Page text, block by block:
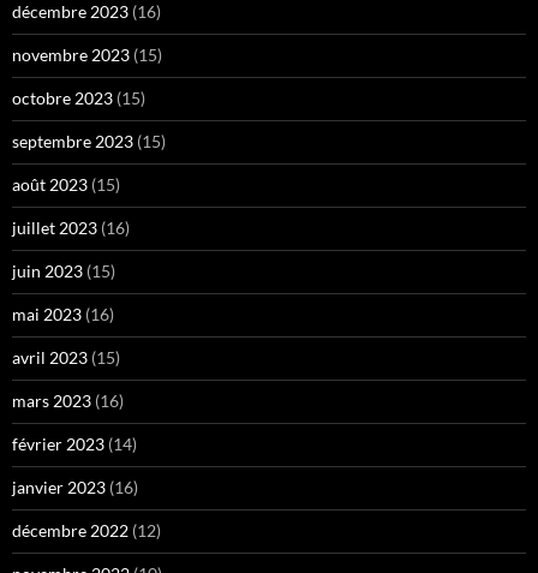
décembre 2023 (16)
novembre 2023 (15)
octobre 2023 (15)
septembre 2023 (15)
août 2023 (15)
juillet 2023 (16)
juin 2023 (15)
mai 2023 (16)
avril 2023 (15)
mars 2023 (16)
février 2023 (14)
janvier 2023 (16)
décembre 2022 (12)